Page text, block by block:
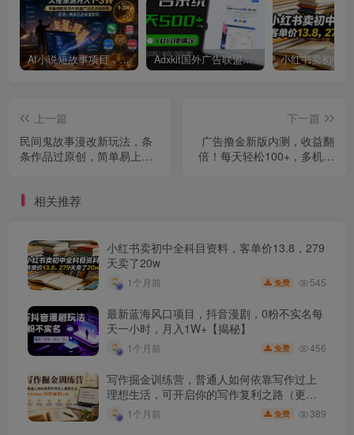
AI小说短故事项目，大佬亲测月入1-3W，零基础教你用AI批量产出优质短故事，实现一稿多吃多渠道变现 Adxkit国外广告联盟系统，一天上500+广告，让你的投放更加高效简单！
上一篇
民间鬼故事漫改新玩法，条
条作品过原创，简单易上手
下一篇
广告撸金新版内测，收益翻
倍！每天轻松100+，多机多
相关推荐
小红书卖初中全科目资料，客单价13.8，279
天卖了20w
1个月前 免费 545
最新蓝海风口项目，抖音漫剧，0粉不实名每
天一小时，月入1W+【揭秘】
1个月前 免费 456
写作掘金训练营，普通人如何依靠写作过上
理想生活，可开启你的写作复利之路（更新6
月） 1个月前 免费 389